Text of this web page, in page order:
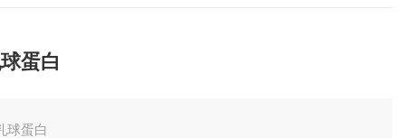
蛋白
球蛋白